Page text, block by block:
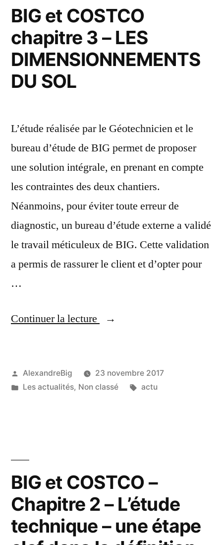
BIG et COSTCO
chapitre 3 – LES
DIMENSIONNEMENTS
DU SOL
L’étude réalisée par le Géotechnicien et le
bureau d’étude de BIG permet de proposer
une solution intégrale, en prenant en compte
les contraintes des deux chantiers.
Néanmoins, pour éviter toute erreur de
diagnostic, un bureau d’étude externe a validé
le travail méticuleux de BIG. Cette validation
a permis de rassurer le client et d’opter pour
…
Continuer la lecture
AlexandreBig
23 novembre 2017
Les actualités, Non classé actu
BIG et COSTCO –
Chapitre 2 – L’étude
technique – une étape